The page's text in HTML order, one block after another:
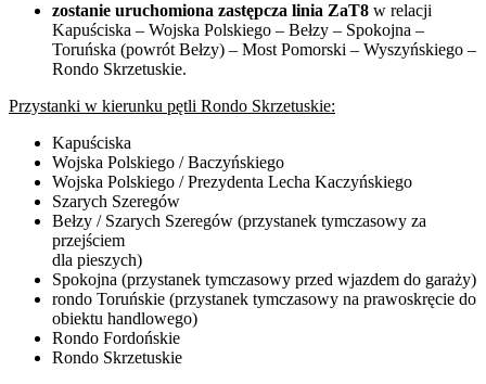
zostanie uruchomiona zastępcza linia ZaT8 w relacji
Kapuściska – Wojska Polskiego – Bełzy – Spokojna –
Toruńska (powrót Bełzy) – Most Pomorski – Wyszyńskiego –
Rondo Skrzetuskie.
Przystanki w kierunku pętli Rondo Skrzetuskie:
Kapuściska
Wojska Polskiego / Baczyńskiego
Wojska Polskiego / Prezydenta Lecha Kaczyńskiego
Szarych Szeregów
Bełzy / Szarych Szeregów (przystanek tymczasowy za
przejściem
dla pieszych)
Spokojna (przystanek tymczasowy przed wjazdem do garaży)
rondo Toruńskie (przystanek tymczasowy na prawoskręcie do
obiektu handlowego)
Rondo Fordońskie
Rondo Skrzetuskie